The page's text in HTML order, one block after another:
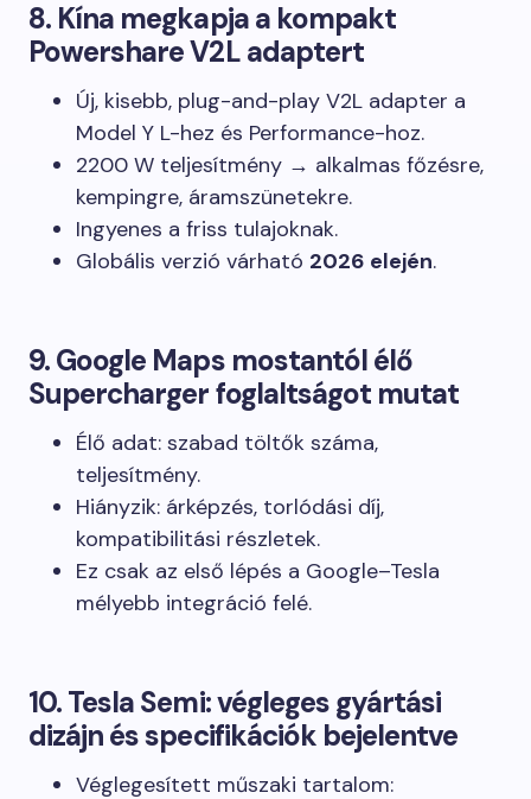
8. Kína megkapja a kompakt
Powershare V2L adaptert
Új, kisebb, plug-and-play V2L adapter a
Model Y L-hez és Performance-hoz.
2200 W teljesítmény → alkalmas főzésre,
kempingre, áramszünetekre.
Ingyenes a friss tulajoknak.
Globális verzió várható 2026 elején.
9. Google Maps mostantól élő
Supercharger foglaltságot mutat
Élő adat: szabad töltők száma,
teljesítmény.
Hiányzik: árképzés, torlódási díj,
kompatibilitási részletek.
Ez csak az első lépés a Google–Tesla
mélyebb integráció felé.
10. Tesla Semi: végleges gyártási
dizájn és specifikációk bejelentve
Véglegesített műszaki tartalom: